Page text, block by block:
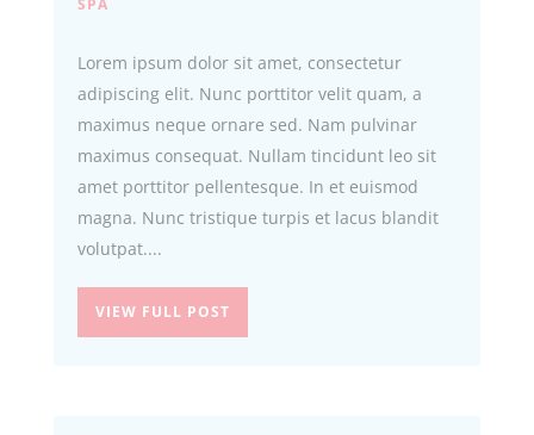
SPA
Lorem ipsum dolor sit amet, consectetur
adipiscing elit. Nunc porttitor velit quam, a
maximus neque ornare sed. Nam pulvinar
maximus consequat. Nullam tincidunt leo sit
amet porttitor pellentesque. In et euismod
magna. Nunc tristique turpis et lacus blandit
volutpat....
VIEW FULL POST